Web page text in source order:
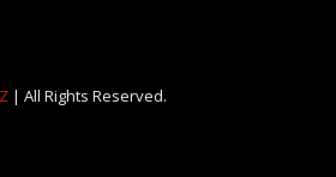
| All Rights Reserved.